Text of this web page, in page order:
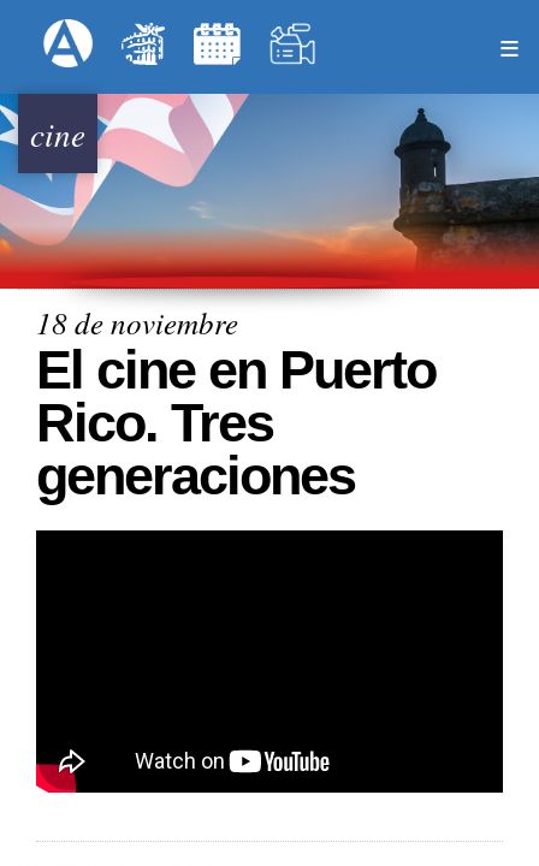
al
Menú Superior
cine
18 de noviembre
El cine en Puerto
Rico. Tres
generaciones